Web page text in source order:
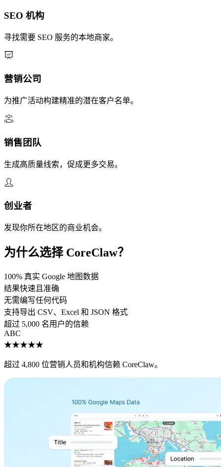
SEO 机构
寻找需要 SEO 服务的本地商家。
营销公司
为推广活动构建精准的潜在客户名单。
销售团队
生成高质量线索，促成更多交易。
创业者
发现你所在地区的商业机会。
为什么选择 CoreClaw？
100% 真实 Google 地图数据
结果快速且准确
无需编写任何代码
支持导出 CSV、Excel 和 JSON 格式
超过 5,000 名用户的信赖
ABC
★★★★★
超过 4,800 位营销人员和机构信赖 CoreClaw。